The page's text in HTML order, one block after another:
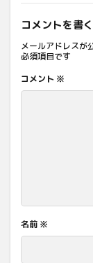
コメントを書く
メールアドレスが
必須項目です
コメント ※
名前 ※